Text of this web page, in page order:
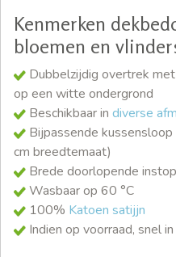
Kenmerken
bloemen en
Dubbelzijdig overtrek
op een witte ondergrond
Beschikbaar in diverse
Bijpassende
cm breedtemaat)
Brede doorlopende
Wasbaar op 60 °C
100% Katoen satijjn
Indien op voorraad, snel in